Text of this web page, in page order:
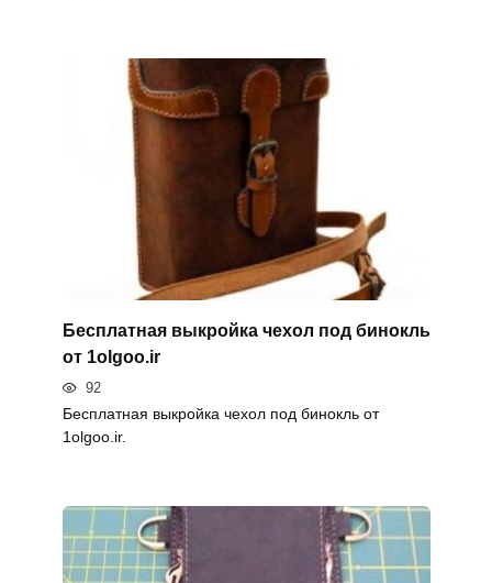
Бесплатная выкройка чехол под бинокль
от 1olgoo.ir
92
Бесплатная выкройка чехол под бинокль от
1olgoo.ir.